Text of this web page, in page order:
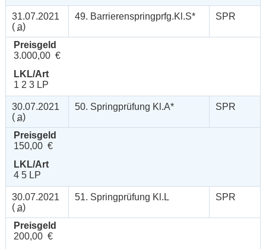
31.07.2021
( a)
49. Barrierenspringprfg.Kl.S* SPR
Preisgeld
3.000,00 €
LKL/Art
1 2 3 LP
30.07.2021
( a)
50. Springprüfung Kl.A* SPR
Preisgeld
150,00 €
LKL/Art
4 5 LP
30.07.2021
( a)
51. Springprüfung Kl.L SPR
Preisgeld
200,00 €